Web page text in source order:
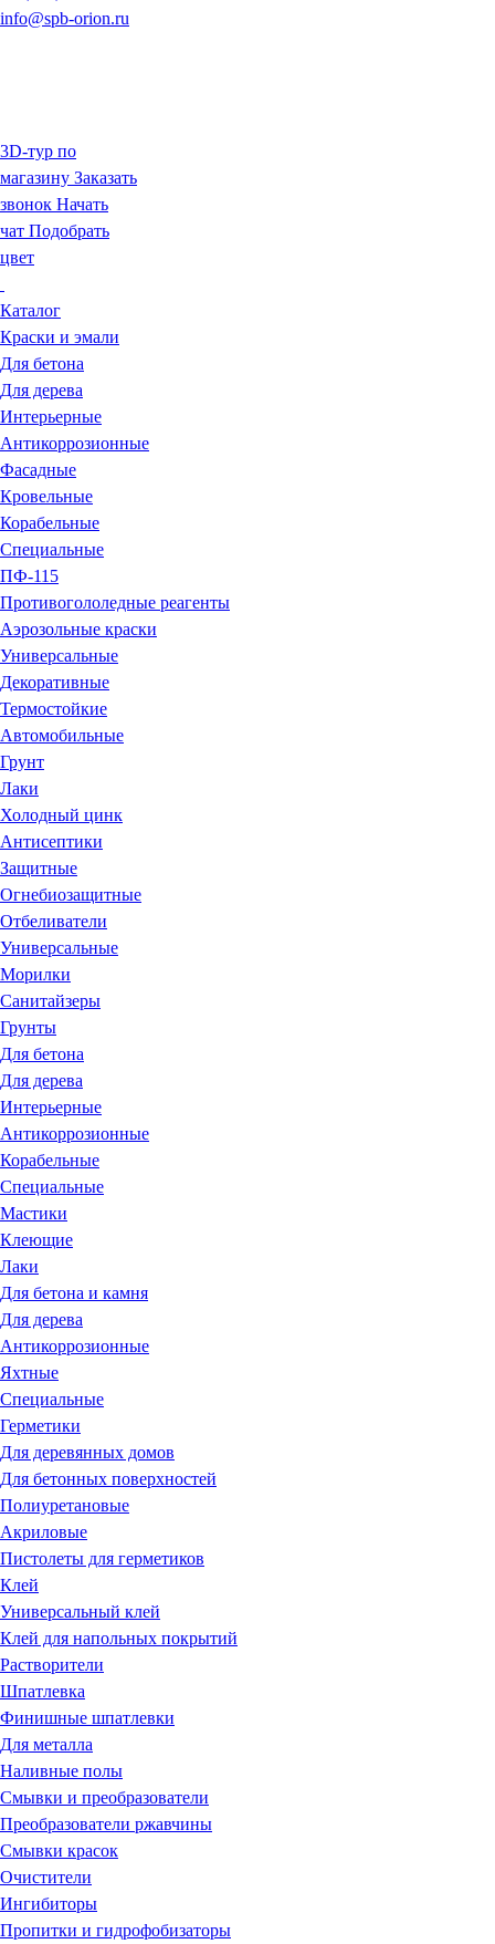
info@spb-orion.ru
3D-тур по
магазину Заказать
звонок Начать
чат Подобрать
цвет
Каталог
Краски и эмали
Для бетона
Для дерева
Интерьерные
Антикоррозионные
Фасадные
Кровельные
Корабельные
Специальные
ПФ-115
Противогололедные реагенты
Аэрозольные краски
Универсальные
Декоративные
Термостойкие
Автомобильные
Грунт
Лаки
Холодный цинк
Антисептики
Защитные
Огнебиозащитные
Отбеливатели
Универсальные
Морилки
Санитайзеры
Грунты
Для бетона
Для дерева
Интерьерные
Антикоррозионные
Корабельные
Специальные
Мастики
Клеющие
Лаки
Для бетона и камня
Для дерева
Антикоррозионные
Яхтные
Специальные
Герметики
Для деревянных домов
Для бетонных поверхностей
Полиуретановые
Акриловые
Пистолеты для герметиков
Клей
Универсальный клей
Клей для напольных покрытий
Растворители
Шпатлевка
Финишные шпатлевки
Для металла
Наливные полы
Смывки и преобразователи
Преобразователи ржавчины
Смывки красок
Очистители
Ингибиторы
Пропитки и гидрофобизаторы